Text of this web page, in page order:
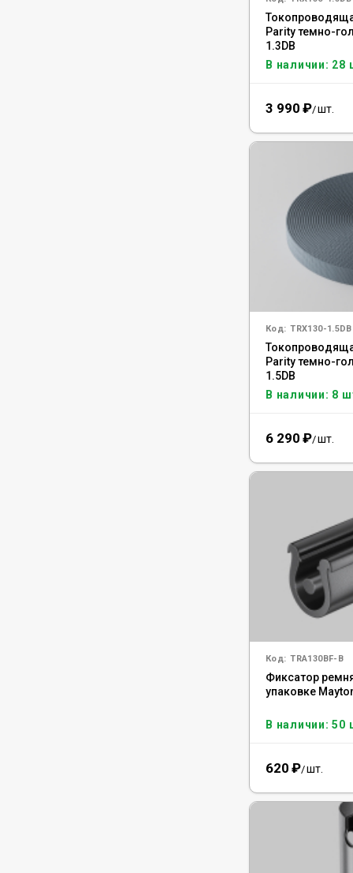
Parity темно-
1.3DB
В наличии: 28
3 990 ₽/шт.
Код: TRX130-1.5DB
Parity темно-
1.5DB
В наличии: 8
6 290 ₽/шт.
Код: TRA130BF-B
Фиксатор
упаковке
В наличии: 50
620 ₽/шт.